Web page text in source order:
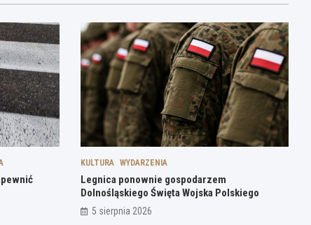
KULTURA WYDARZENIA
Legnica ponownie gospodarzem
Dolnośląskiego Święta Wojska Polskiego
5 sierpnia 2026